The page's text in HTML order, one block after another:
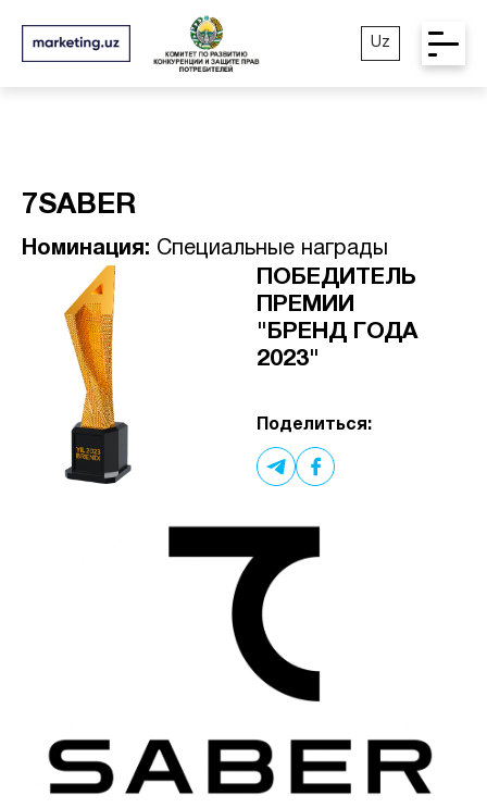
Uz
7SABER
Номинация: Специальные награды
ПОБЕДИТЕЛЬ
ПРЕМИИ
"БРЕНД ГОДА
2023"
Поделиться: